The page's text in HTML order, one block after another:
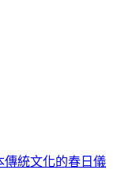
傳統文化的春日儀